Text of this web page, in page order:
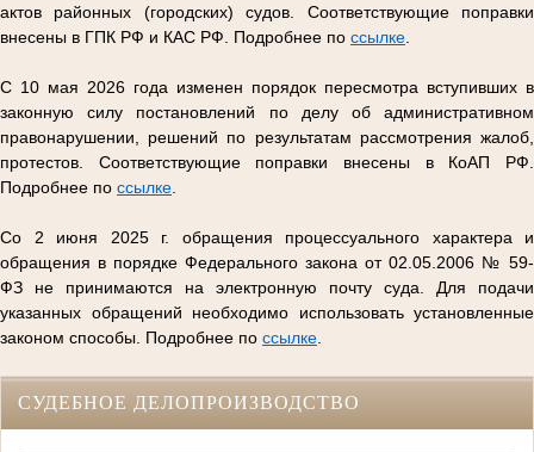
актов районных (городских) судов. Соответствующие поправки
внесены в ГПК РФ и КАС РФ. Подробнее по ссылке
С 10 мая 2026 года изменен порядок пересмотра вступивших в
законную силу постановлений по делу об административном
правонарушении, решений по результатам рассмотрения жалоб,
протестов. Соответствующие поправки внесены в КоАП РФ.
Подробнее по ссылке
Со 2 июня 2025 г. обращения процессуального характера и
обращения в порядке Федерального закона от 02.05.2006 № 59-
ФЗ не принимаются на электронную почту суда. Для подачи
указанных обращений необходимо использовать установленные
законом способы. Подробнее по ссылке
СУДЕБНОЕ ДЕЛОПРОИЗВОДСТВО